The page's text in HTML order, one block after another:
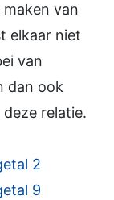
van
elkaar niet
van
dan ook
relatie.
2
9